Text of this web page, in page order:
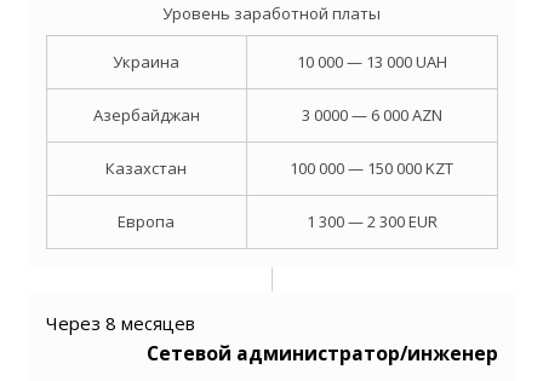
Уровень заработной платы
Украина 10 000 — 13 000 UAH
Азербайджан 3 0000 — 6 000 AZN
Казахстан 100 000 — 150 000 KZT
Европа 1 300 — 2 300 EUR
Через 8 месяцев
Сетевой администратор/инженер